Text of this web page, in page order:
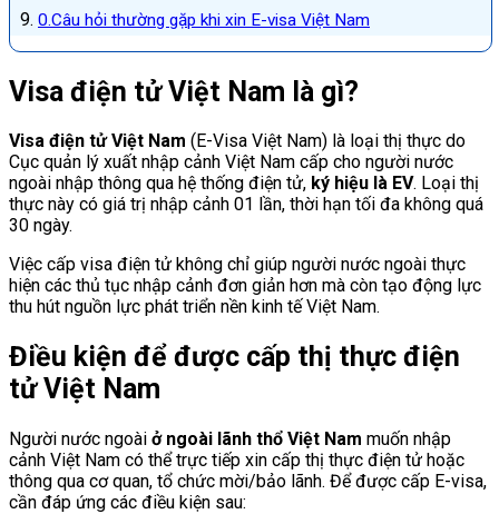
Câu hỏi thường gặp khi xin E-visa Việt Nam
Visa điện tử Việt Nam là gì?
Visa điện tử Việt Nam (E-Visa Việt Nam) là loại thị thực do
Cục quản lý xuất nhập cảnh Việt Nam cấp cho người nước
ngoài nhập thông qua hệ thống điện tử, ký hiệu là EV. Loại thị
thực này có giá trị nhập cảnh 01 lần, thời hạn tối đa không quá
30 ngày.
Việc cấp visa điện tử không chỉ giúp người nước ngoài thực
hiện các thủ tục nhập cảnh đơn giản hơn mà còn tạo động lực
thu hút nguồn lực phát triển nền kinh tế Việt Nam.
Điều kiện để được cấp thị thực điện
tử Việt Nam
Người nước ngoài ở ngoài lãnh thổ Việt Nam muốn nhập
cảnh Việt Nam có thể trực tiếp xin cấp thị thực điện tử hoặc
thông qua cơ quan, tổ chức mời/bảo lãnh. Để được cấp E-visa,
cần đáp ứng các điều kiện sau: